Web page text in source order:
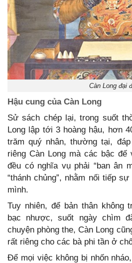
Càn Long đại
Hậu cung của Càn Long
Sử sách chép lại, trong suốt
Long lập tới 3 hoàng hậu, hơn
trăm quý nhân, thường tại,
riêng Càn Long mà các bậc đế
đều có nghĩa vụ phải “ban ân
“thánh chủng”, nhằm nối tiếp
mình.
Tuy nhiên, để bản thân không
bạc nhược, suốt ngày chìm
chuyện phòng the, Càn Long
rất riêng cho các bà phi tần ở
Để mọi việc không bị nhốn